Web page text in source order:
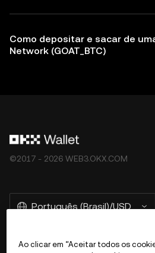
Como depositar e sacar de
Network (GOAT_BTC)
©2017 - 2026 WEB3.OKX.COM
Português (Brasil)/USD
Ao clicar em “Aceitar todos os